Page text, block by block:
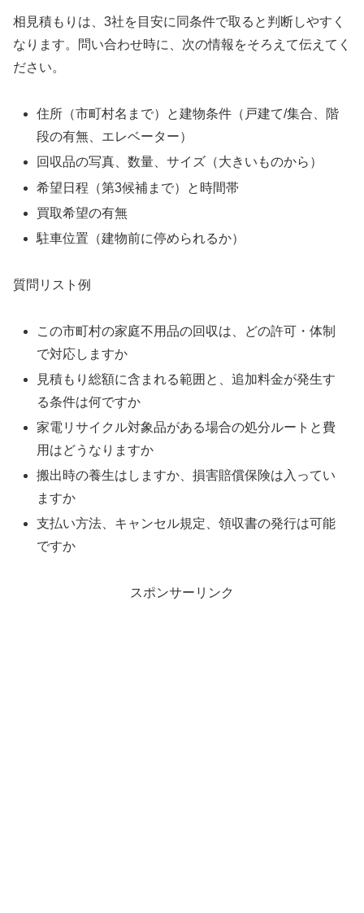
相見積もりは、3社を目安に同条件で取ると判断しやすく
なります。問い合わせ時に、次の情報をそろえて伝えてく
ださい。
住所（市町村名まで）と建物条件（戸建て/集合、階
段の有無、エレベーター）
回収品の写真、数量、サイズ（大きいものから）
希望日程（第3候補まで）と時間帯
買取希望の有無
駐車位置（建物前に停められるか）
質問リスト例
この市町村の家庭不用品の回収は、どの許可・体制
で対応しますか
見積もり総額に含まれる範囲と、追加料金が発生す
る条件は何ですか
家電リサイクル対象品がある場合の処分ルートと費
用はどうなりますか
搬出時の養生はしますか、損害賠償保険は入ってい
ますか
支払い方法、キャンセル規定、領収書の発行は可能
ですか
スポンサーリンク